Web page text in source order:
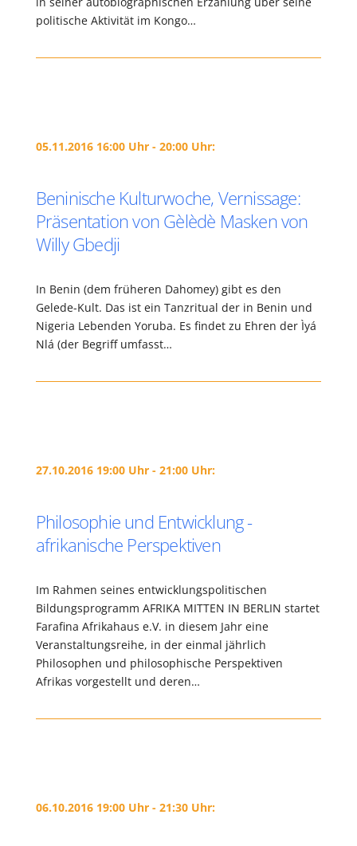
politische Aktivität im Kongo…
05.11.2016 16:00 Uhr - 20:00 Uhr:
Beninische Kulturwoche, Vernissage:
Präsentation von Gèlèdè Masken von
Willy Gbedji
In Benin (dem früheren Dahomey) gibt es den
Gelede-Kult. Das ist ein Tanzritual der in Benin und
Nigeria Lebenden Yoruba. Es findet zu Ehren der Ìyá
Nlá (der Begriff umfasst…
27.10.2016 19:00 Uhr - 21:00 Uhr:
Philosophie und Entwicklung -
afrikanische Perspektiven
Im Rahmen seines entwicklungspolitischen
Bildungsprogramm AFRIKA MITTEN IN BERLIN startet
Farafina Afrikahaus e.V. in diesem Jahr eine
Veranstaltungsreihe, in der einmal jährlich
Philosophen und philosophische Perspektiven
Afrikas vorgestellt und deren…
06.10.2016 19:00 Uhr - 21:30 Uhr: